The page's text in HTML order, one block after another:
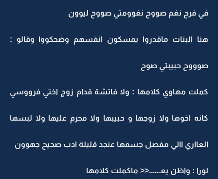
في فرح نغم صووح نغوومتي صووح ليوون
هنا البنات ماقدروا يمسكون انفسهم وضحكووا وقالو :
صوووح حبيبتي صوح
كملت مهاوي كلامها : ولا فاتشة قدام زوج اختي فرووسي
كانه اخوها ولا زوجها و حبيبها ولا محرم عليها ولا لبسها
العااري االي مفصل جسمها عنجد قليلة ادب صحيح جهوون
لورا : واظن يعـ.....<< ماكملت كلامها